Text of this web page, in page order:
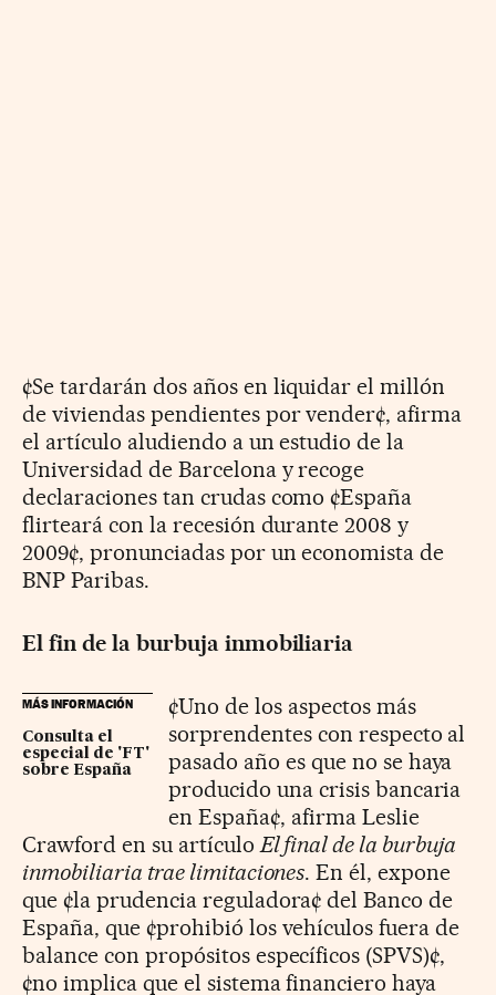
¢Se tardarán dos años en liquidar el millón
de viviendas pendientes por vender¢, afirma
el artículo aludiendo a un estudio de la
Universidad de Barcelona y recoge
declaraciones tan crudas como ¢España
flirteará con la recesión durante 2008 y
2009¢, pronunciadas por un economista de
BNP Paribas.
El fin de la burbuja inmobiliaria
MÁS INFORMACIÓN
Consulta el
especial de 'FT'
sobre España
¢Uno de los aspectos más
sorprendentes con respecto al
pasado año es que no se haya
producido una crisis bancaria
en España¢, afirma Leslie
Crawford en su artículo El final de la burbuja
inmobiliaria trae limitaciones. En él, expone
que ¢la prudencia reguladora¢ del Banco de
España, que ¢prohibió los vehículos fuera de
balance con propósitos específicos (SPVS)¢,
¢no implica que el sistema financiero haya